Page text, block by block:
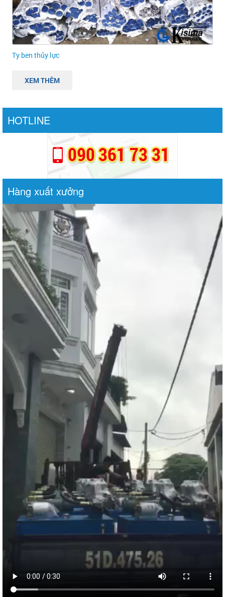
Ty ben thủy lực
XEM THÊM
HOTLINE
Hàng xuất xưởng